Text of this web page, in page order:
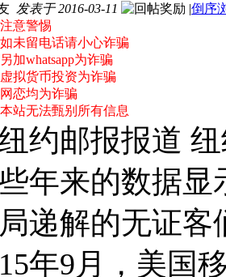
发表于 2016-03-11 |倒序
注意警惕
如未留电话请小心诈骗
另加whatsapp为诈骗
虚拟货币投资为诈骗
网恋均为诈骗
本站无法甄别所有信息
约邮报报道
年来的数据显
递解的无证客
年9月，美国